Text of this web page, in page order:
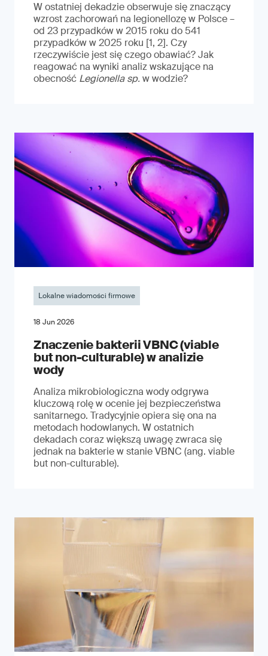
W ostatniej dekadzie obserwuje się znaczący
wzrost zachorowań na legionellozę w Polsce –
od 23 przypadków w 2015 roku do 541
przypadków w 2025 roku [1, 2]. Czy
rzeczywiście jest się czego obawiać? Jak
reagować na wyniki analiz wskazujące na
obecność Legionella sp.w wodzie?
Lokalne wiadomości firmowe
18 Jun 2026
Znaczenie bakterii VBNC (viable
but non-culturable) w analizie
wody
Analiza mikrobiologiczna wody odgrywa
kluczową rolę w ocenie jej bezpieczeństwa
sanitarnego. Tradycyjnie opiera się ona na
metodach hodowlanych. W ostatnich
dekadach coraz większą uwagę zwraca się
jednak na bakterie w stanie VBNC (ang. viable
but non-culturable).